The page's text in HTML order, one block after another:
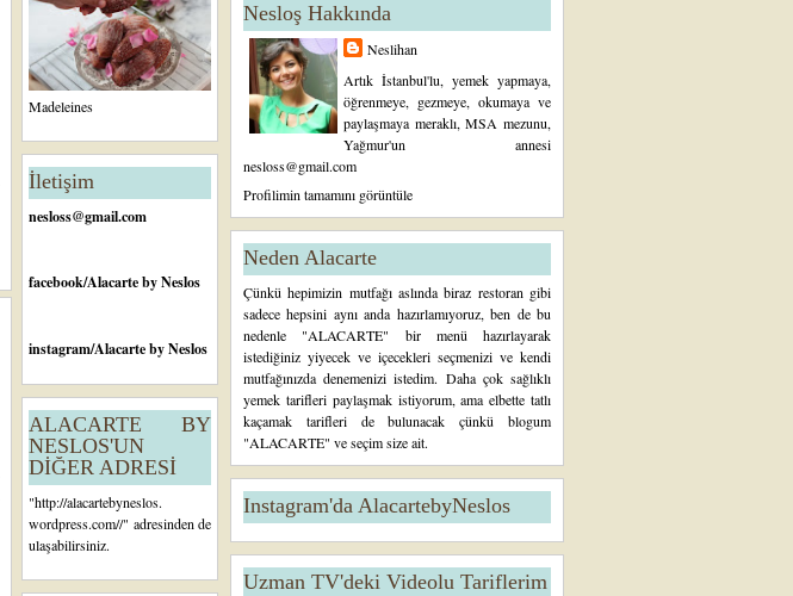
Madeleines
İletişim
nesloss@gmail.com
facebook/Alacarte by Neslos
instagram/Alacarte by Neslos
ALACARTE BY
NESLOS'UN
DİĞER ADRESİ
"http://alacartebyneslos.
wordpress.com//" adresinden de
ulaşabilirsiniz.
Nesloş Hakkında
Neslihan
Artık İstanbul'lu, yemek yapmaya,
öğrenmeye, gezmeye, okumaya ve
paylaşmaya meraklı, MSA mezunu,
Yağmur'un annesi
nesloss@gmail.com
Profilimin tamamını görüntüle
Neden Alacarte
Çünkü hepimizin mutfağı aslında biraz restoran gibi
sadece hepsini aynı anda hazırlamıyoruz, ben de bu
nedenle "ALACARTE" bir menü hazırlayarak
istediğiniz yiyecek ve içecekleri seçmenizi ve kendi
mutfağınızda denemenizi istedim. Daha çok sağlıklı
yemek tarifleri paylaşmak istiyorum, ama elbette tatlı
kaçamak tarifleri de bulunacak çünkü blogum
"ALACARTE" ve seçim size ait.
Instagram'da AlacartebyNeslos
Uzman TV'deki Videolu Tariflerim